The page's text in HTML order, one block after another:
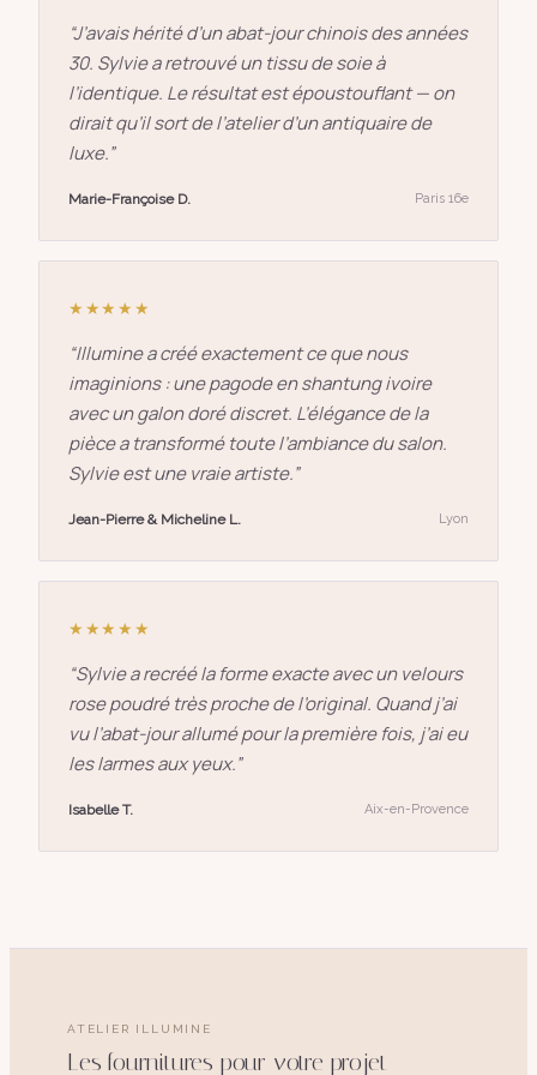
“J’avais hérité d’un abat-jour chinois des années
30. Sylvie a retrouvé un tissu de soie à
l’identique. Le résultat est époustouflant — on
dirait qu’il sort de l’atelier d’un antiquaire de
luxe.”
Marie-Françoise D. Paris 16e
★★★★★
“Illumine a créé exactement ce que nous
imaginions : une pagode en shantung ivoire
avec un galon doré discret. L’élégance de la
pièce a transformé toute l’ambiance du salon.
Sylvie est une vraie artiste.”
Jean-Pierre & Micheline L. Lyon
★★★★★
“Sylvie a recréé la forme exacte avec un velours
rose poudré très proche de l’original. Quand j’ai
vu l’abat-jour allumé pour la première fois, j’ai eu
les larmes aux yeux.”
Isabelle T. Aix-en-Provence
ATELIER ILLUMINE
Les fournitures pour votre projet